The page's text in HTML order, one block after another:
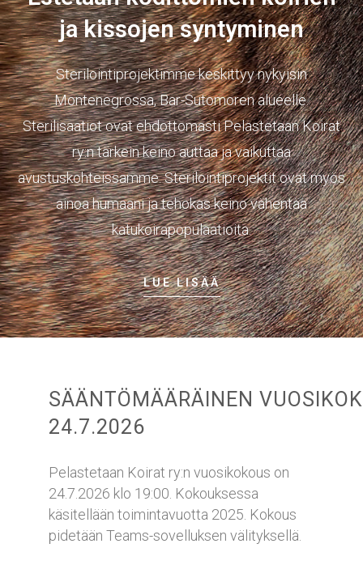
ja kissojen syntyminen
Sterilointiprojektimme keskittyy nykyisin
Montenegrossa, Bar-Sutomoren alueelle.
Sterilisaatiot ovat ehdottomasti Pelastetaan Koirat
ry:n tärkein keino auttaa ja vaikuttaa
avustuskohteissamme. Sterilointiprojektit ovat myös
ainoa humaani ja tehokas keino vähentää
katukoirapopulaatioita.
LUE LISÄÄ
SÄÄNTÖMÄÄRÄINEN
24.7.2026
Pelastetaan Koirat ry:n vuosikokous on
24.7.2026 klo 19:00. Kokouksessa
käsitellään toimintavuotta 2025. Kokous
pidetään Teams-sovelluksen välityksellä.